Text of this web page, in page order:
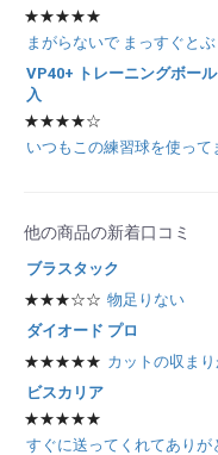
★★★★★
まがらないで まっすぐとぶ
VP40+ トレーニングボー
入
★★★★☆
いつもこの練習球を使って
他の商品の新着口コミ
ブラスタック
★★★☆☆ 物足りない
ダイオード プロ
★★★★★ カットの収ま
ビスカリア
★★★★★
すぐに送ってくれてありが